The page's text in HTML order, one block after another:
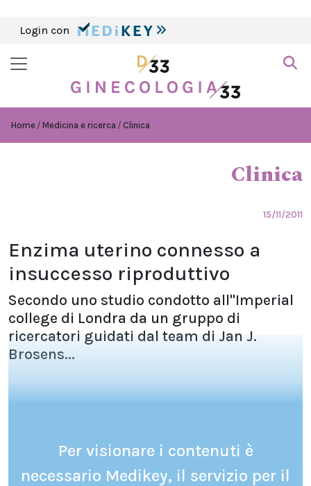
Login con
Home Medicina e ricerca Clinica
Clinica
15/11/2011
Enzima uterino connesso a
insuccesso riproduttivo
Secondo uno studio condotto all''Imperial
college di Londra da un gruppo di
ricercatori guidati dal team di Jan J.
Brosens...
Per visionare i contenuti è
necessario Medikey, il servizio per il